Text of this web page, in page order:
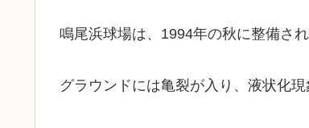
鳴尾浜球場は、1994年の秋に整備さ
グラウンドには亀裂が入り、液状化